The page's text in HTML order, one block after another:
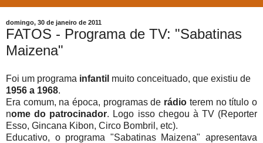
domingo, 30 de janeiro de 2011
FATOS - Programa de TV: "Sabatinas
Maizena"
Foi um programa infantil muito conceituado, que existiu de
1956 a 1968.
Era comum, na época, programas de rádio terem no título o
nome do patrocinador. Logo isso chegou à TV (Reporter
Esso, Gincana Kibon, Circo Bombril, etc).
Educativo, o programa "Sabatinas Maizena" apresentava